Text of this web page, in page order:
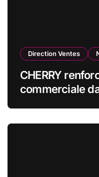
Direction Ventes
CHERRY
commerciale